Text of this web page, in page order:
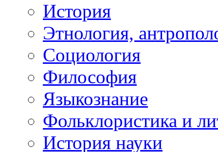
История
Этнология,
Социология
Философия
Языкознание
Фольклористика и
История науки